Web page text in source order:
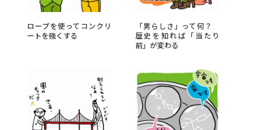
留学・進学関連、塾・予備校
高等学校卒業程度認定試験
ロープを使ってコンクリ
ートを強くする
「男らしさ」って何？
歴史を知れば「当たり
前」が変わる